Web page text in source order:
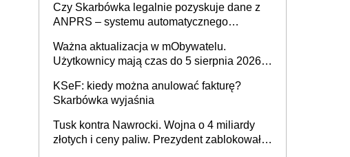
Czy Skarbówka legalnie pozyskuje dane z
ANPRS – systemu automatycznego
pojazdów z kamer drogowych?
Ważna aktualizacja w mObywatelu.
Użytkownicy mają czas do 5 sierpnia 2026
KSeF: kiedy można anulować fakturę?
Skarbówka wyjaśnia
Tusk kontra Nawrocki. Wojna o 4 miliardy
złotych i ceny paliw. Prezydent zablokował